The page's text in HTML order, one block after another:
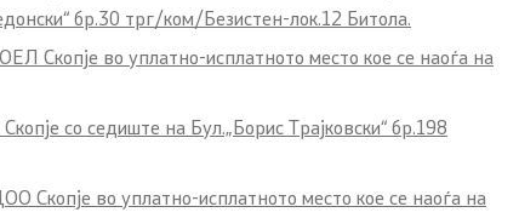
бр.30 трг/ком/Безистен-лок.12 Битола.
во уплатно-исплатното место кое се наоѓа на
со седиште на Бул.„Борис Трајковски“ бр.198
во уплатно-исплатното место кое се наоѓа на